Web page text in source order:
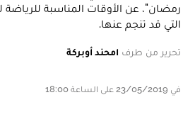
رمضان"، عن الأوقات المناسبة للرياضة
التي قد تنجم عنها.
تحرير من طرف امحند أوبركة
في 23/05/2019 على الساعة 18:00